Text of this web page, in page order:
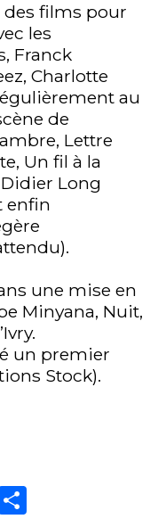
des films pour
les
Franck
Charlotte
au
de
Lettre
Un fil à la
Long
enfin
une mise en
Minyana, Nuit,
un premier
Stock).